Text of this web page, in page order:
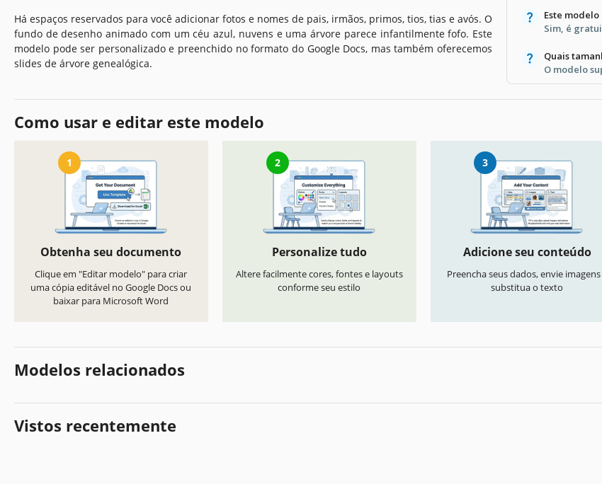
Há espaços reservados para você adicionar fotos e nomes de pais, irmãos, primos, tios, tias e avós. O
fundo de desenho animado com um céu azul, nuvens e uma árvore parece infantilmente fofo. Este
modelo pode ser personalizado e preenchido no formato do Google Docs, mas também oferecemos
slides de árvore genealógica.
Este
Sim, é
Quais
O modelo
Como usar e editar este modelo
1
Obtenha seu documento
Clique em "Editar modelo" para criar
uma cópia editável no Google Docs ou
baixar para Microsoft Word
2
Personalize tudo
Altere facilmente cores, fontes e layouts
conforme seu estilo
3
Adicione seu conteúdo
Preencha seus dados, envie imagens
substitua o texto
Modelos relacionados
Vistos recentemente